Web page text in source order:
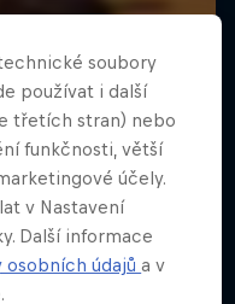
soubory
používat i další
třetích stran) nebo
funkčnosti, větší
účely.
v Nastavení
Další informace
osobních údajůa v